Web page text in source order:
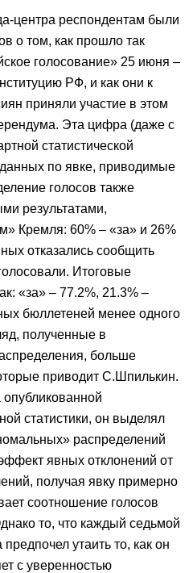
центра респондентам были
о том, как прошло так
голосование» 25 июня –
РФ, и как они к
приняли участие в этом
Эта цифра (даже с
статистической
по явке, приводимые
голосов также
результатами,
Кремля: 60% – «за» и 26%
отказались сообщить
Итоговые
«за» – 77.2%, 21.3% –
бюллетеней менее одного
полученные в
больше
приводит С.Шпилькин.
опубликованной
статистики, он выделял
распределений
явных отклонений от
получая явку примерно
соотношение голосов
то, что каждый седьмой
утаить то, как он
с уверенностью